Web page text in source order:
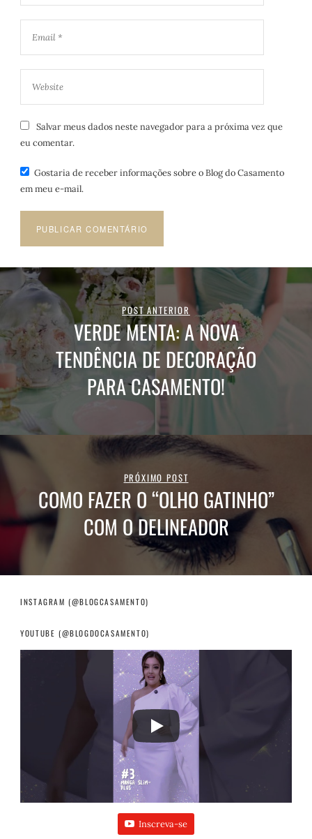
Salvar meus dados neste navegador para a próxima vez que
eu comentar.
Gostaria de receber informações sobre o Blog do Casamento
em meu e-mail.
POST ANTERIOR
VERDE MENTA: A NOVA
TENDÊNCIA DE DECORAÇÃO
PARA CASAMENTO!
PRÓXIMO POST
COMO FAZER O “OLHO GATINHO”
COM O DELINEADOR
INSTAGRAM (@BLOGCASAMENTO)
YOUTUBE (@BLOGDOCASAMENTO)
Inscreva-se